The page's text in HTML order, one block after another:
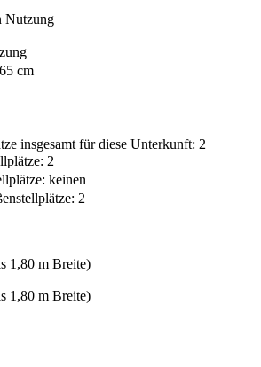
Nutzung
cm
insgesamt für diese Unterkunft: 2
2
keinen
2
1,80 m Breite)
1,80 m Breite)